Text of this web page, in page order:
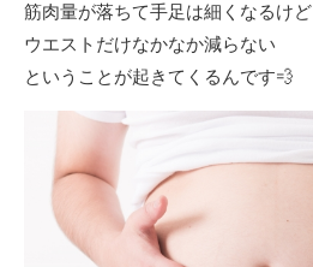
筋肉量が落ちて手足は細くなるけど
ウエストだけなかなか減らない
ということが起きてくるんです💨